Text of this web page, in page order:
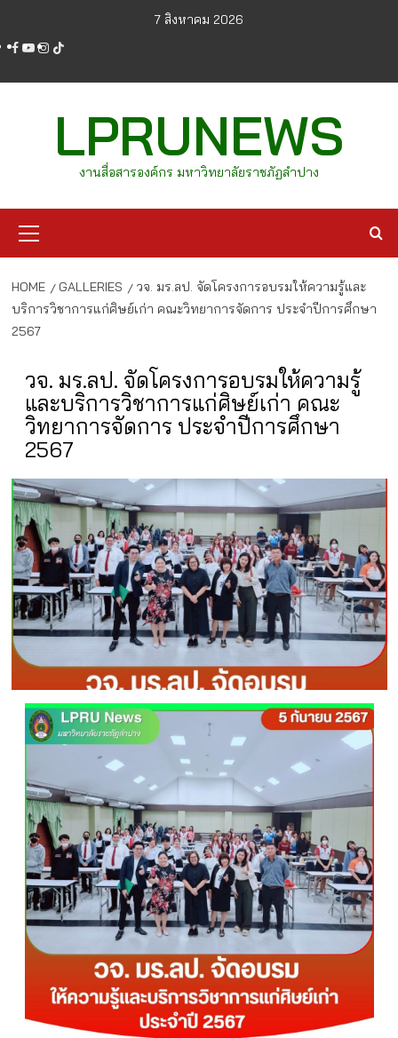
content
7 สิงหาคม 2026
facebook
youtube
instagram
tiktok
LPRUNEWS
งานสื่อสารองค์กร มหาวิทยาลัยราชภัฏลำปาง
Menu
HOME GALLERIES
วจ. มร.ลป. จัดโครงการอบรมให้ความรู้และ
บริการวิชาการแก่ศิษย์เก่า คณะวิทยาการจัดการ ประจำปีการศึกษา
2567
วจ. มร.ลป. จัดโครงการอบรมให้ความรู้
และบริการวิชาการแก่ศิษย์เก่า คณะ
วิทยาการจัดการ ประจำปีการศึกษา
2567